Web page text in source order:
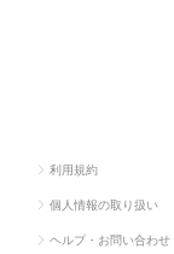
利用規約
個人情報の取り扱い
ヘルプ・お問い合わせ